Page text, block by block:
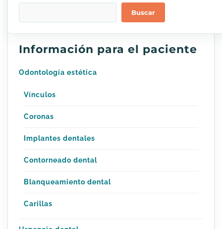
Buscar
Información para el paciente
Odontología estética
Vínculos
Coronas
Implantes dentales
Contorneado dental
Blanqueamiento dental
Carillas